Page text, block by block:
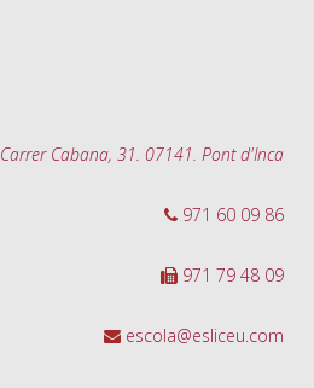
Carrer Cabana, 31. 07141. Pont d'Inca
971 60 09 86
971 79 48 09
escola@esliceu.com